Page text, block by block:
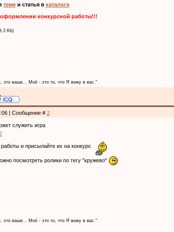
темеи статья в каталоге
конкурсной работы!!!
Kb)
это ваше... Моё - это то, что Я вижу в вас."
| Сообщение # 2
служить игра
и присылайте их на конкурс
посмотреть ролики по тегу "кружево"
это ваше... Моё - это то, что Я вижу в вас."